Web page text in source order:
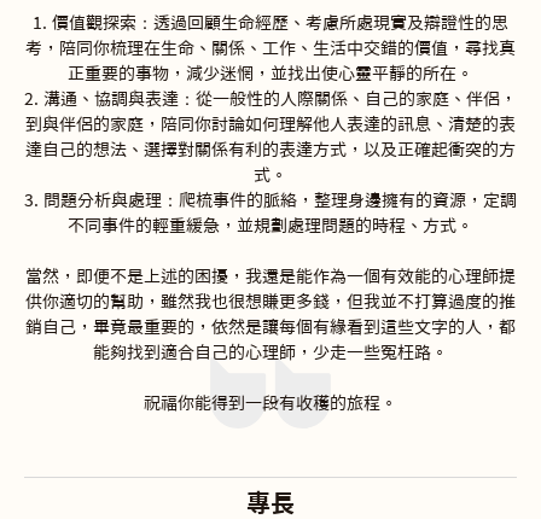
1. 價值觀探索：透過回顧生命經歷、考慮所處現實及辯證性的思
考，陪同你梳理在生命、關係、工作、生活中交錯的價值，尋找真
正重要的事物，減少迷惘，並找出使心靈平靜的所在。
2. 溝通、協調與表達：從一般性的人際關係、自己的家庭、伴侶，
到與伴侶的家庭，陪同你討論如何理解他人表達的訊息、清楚的表
達自己的想法、選擇對關係有利的表達方式，以及正確起衝突的方
式。
3. 問題分析與處理：爬梳事件的脈絡，整理身邊擁有的資源，定調
不同事件的輕重緩急，並規劃處理問題的時程、方式。
當然，即便不是上述的困擾，我還是能作為一個有效能的心理師提
供你適切的幫助，雖然我也很想賺更多錢，但我並不打算過度的推
銷自己，畢竟最重要的，依然是讓每個有緣看到這些文字的人，都
能夠找到適合自己的心理師，少走一些冤枉路。
祝福你能得到一段有收穫的旅程。
專長